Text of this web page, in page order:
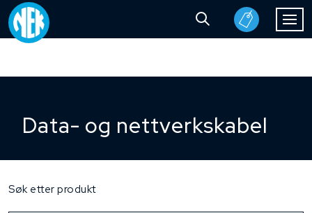
Data- og nettverkskabel
Søk etter produkt